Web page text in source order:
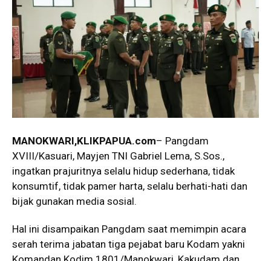
MANOKWARI,KLIKPAPUA.com– Pangdam
XVIII/Kasuari, Mayjen TNI Gabriel Lema, S.Sos.,
ingatkan prajuritnya selalu hidup sederhana, tidak
konsumtif, tidak pamer harta, selalu berhati-hati dan
bijak gunakan media sosial.
Hal ini disampaikan Pangdam saat memimpin acara
serah terima jabatan tiga pejabat baru Kodam yakni